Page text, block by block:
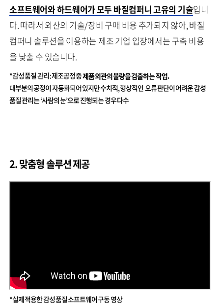
소프트웨어와 하드웨어가 모두 바질컴퍼니 고유의 기술입니
다. 따라서 외산의 기술/장비 구매 비용 추가되지 않아, 바질
컴퍼니 솔루션을 이용하는 제조 기업 입장에서는 구축 비용
을 낮출 수 있습니다.
*감성 품질 관리 : 제조공정 중제품 외관의 불량을 검출하는 작업.
대부분의 공정이 자동화되어 있지만 수치적, 형상적인 오류 판단이 어려운 감성
품질 관리는 ‘사람의 눈’으로 진행되는 경우 다수
2. 맞춤형 솔루션 제공
*실제 적용한 감성 품질 소프트웨어 구동 영상